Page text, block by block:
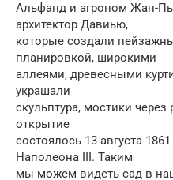
Альфанд и агроном Жан-
архитектор Давиью,
которые создали
планировкой, широкими
аллеями, древесными
украшали
скульптура, мостики через
открытие
состоялось 13 августа
Наполеона III. Таким
мы можем видеть сад в